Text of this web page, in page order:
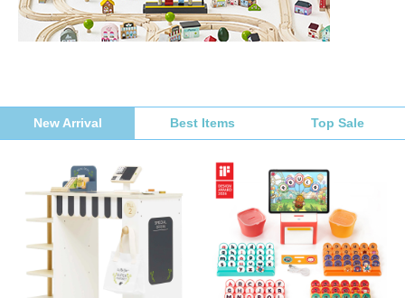
New Arrival Best Items Top Sale